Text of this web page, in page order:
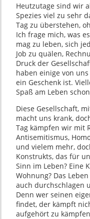
Heutzutage sind wir
Spezies viel zu sehr
Tag zu überstehen,
Ich frage mich, was
mag zu leben, sich
Job zu quälen,
Druck der
haben einige von
ein Geschenk ist.
Spaß am Leben
Diese Gesellschaft,
macht uns krank,
Tag kämpfen wir mit
Antisemitismus,
und vielem mehr,
Konstrukts, das für
Sinn im Leben? Eine
Wohnung? Das
auch durchschlagen
Denn wer seinen
findet, der kämpft
aufgehört zu